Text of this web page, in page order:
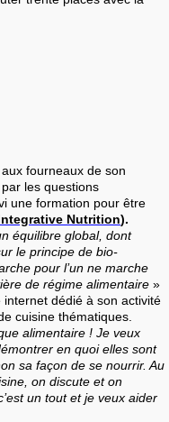
fourneaux de son
les questions
une formation pour être
Nutrition).
équilibre global, dont
le principe de bio-
pour l’un ne marche
de régime alimentaire »
dédié à son activité
cuisine thématiques.
alimentaire ! Je veux
en quoi elles sont
sa façon de se nourrir. Au
on discute et on
un tout et je veux aider